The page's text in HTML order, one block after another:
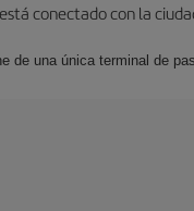
conectado con la
de una única terminal de